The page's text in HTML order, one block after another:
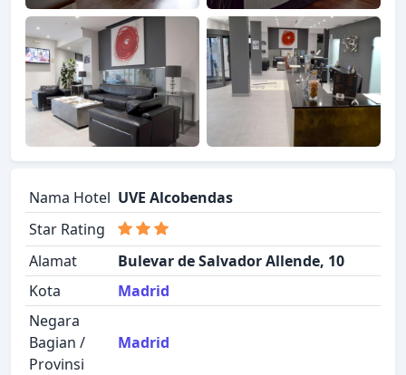
Nama Hotel UVE Alcobendas
Star Rating
Alamat
Bulevar de Salvador Allende, 10
Kota
Madrid
Negara
Bagian /
Provinsi
Madrid